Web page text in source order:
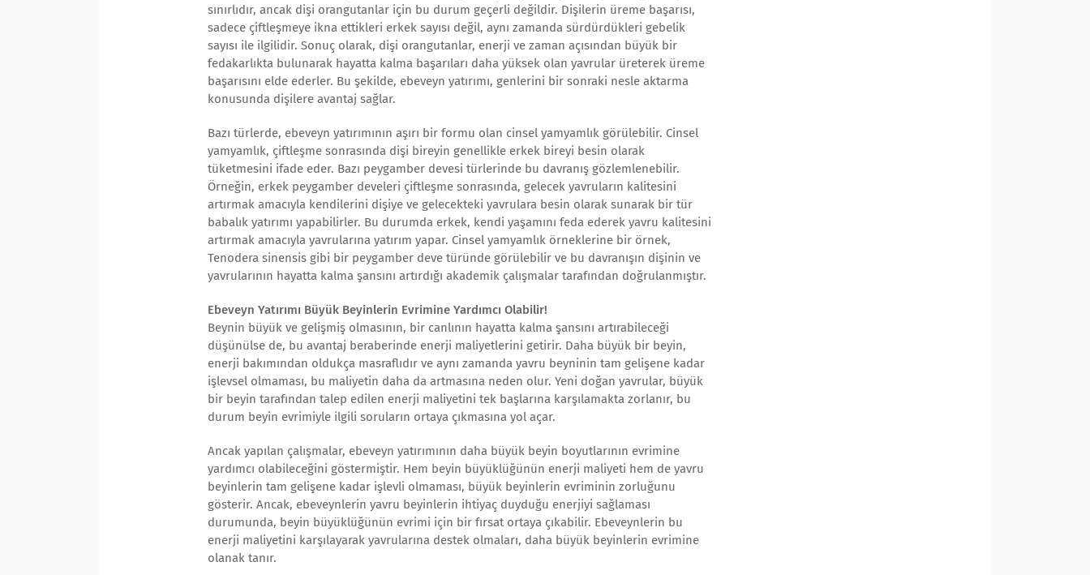
sınırlıdır, ancak dişi orangutanlar için bu durum geçerli değildir. Dişilerin üreme başarısı,
sadece çiftleşmeye ikna ettikleri erkek sayısı değil, aynı zamanda sürdürdükleri gebelik
sayısı ile ilgilidir. Sonuç olarak, dişi orangutanlar, enerji ve zaman açısından büyük bir
fedakarlıkta bulunarak hayatta kalma başarıları daha yüksek olan yavrular üreterek üreme
başarısını elde ederler. Bu şekilde, ebeveyn yatırımı, genlerini bir sonraki nesle aktarma
konusunda dişilere avantaj sağlar.
Bazı türlerde, ebeveyn yatırımının aşırı bir formu olan cinsel yamyamlık görülebilir. Cinsel
yamyamlık, çiftleşme sonrasında dişi bireyin genellikle erkek bireyi besin olarak
tüketmesini ifade eder. Bazı peygamber devesi türlerinde bu davranış gözlemlenebilir.
Örneğin, erkek peygamber develeri çiftleşme sonrasında, gelecek yavruların kalitesini
artırmak amacıyla kendilerini dişiye ve gelecekteki yavrulara besin olarak sunarak bir tür
babalık yatırımı yapabilirler. Bu durumda erkek, kendi yaşamını feda ederek yavru kalitesini
artırmak amacıyla yavrularına yatırım yapar. Cinsel yamyamlık örneklerine bir örnek,
Tenodera sinensis gibi bir peygamber deve türünde görülebilir ve bu davranışın dişinin ve
yavrularının hayatta kalma şansını artırdığı akademik çalışmalar tarafından doğrulanmıştır.
Ebeveyn Yatırımı Büyük Beyinlerin Evrimine Yardımcı Olabilir!
Beynin büyük ve gelişmiş olmasının, bir canlının hayatta kalma şansını artırabileceği
düşünülse de, bu avantaj beraberinde enerji maliyetlerini getirir. Daha büyük bir beyin,
enerji bakımından oldukça masraflıdır ve aynı zamanda yavru beyninin tam gelişene kadar
işlevsel olmaması, bu maliyetin daha da artmasına neden olur. Yeni doğan yavrular, büyük
bir beyin tarafından talep edilen enerji maliyetini tek başlarına karşılamakta zorlanır, bu
durum beyin evrimiyle ilgili soruların ortaya çıkmasına yol açar.
Ancak yapılan çalışmalar, ebeveyn yatırımının daha büyük beyin boyutlarının evrimine
yardımcı olabileceğini göstermiştir. Hem beyin büyüklüğünün enerji maliyeti hem de yavru
beyinlerin tam gelişene kadar işlevli olmaması, büyük beyinlerin evriminin zorluğunu
gösterir. Ancak, ebeveynlerin yavru beyinlerin ihtiyaç duyduğu enerjiyi sağlaması
durumunda, beyin büyüklüğünün evrimi için bir fırsat ortaya çıkabilir. Ebeveynlerin bu
enerji maliyetini karşılayarak yavrularına destek olmaları, daha büyük beyinlerin evrimine
olanak tanır.